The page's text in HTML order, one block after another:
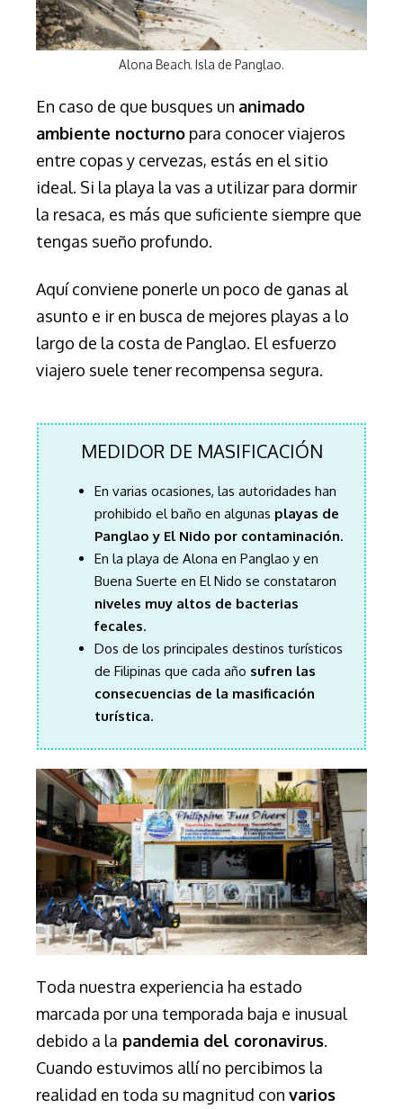
Alona Beach. Isla de Panglao.
En caso de que busques un animado
ambiente nocturno para conocer viajeros
entre copas y cervezas, estás en el sitio
ideal. Si la playa la vas a utilizar para dormir
la resaca, es más que suficiente siempre que
tengas sueño profundo.
Aquí conviene ponerle un poco de ganas al
asunto e ir en busca de mejores playas a lo
largo de la costa de Panglao. El esfuerzo
viajero suele tener recompensa segura.
MEDIDOR DE MASIFICACIÓN
En varias ocasiones, las autoridades han
prohibido el baño en algunas playas de
Panglao y El Nido por contaminación.
En la playa de Alona en Panglao y en
Buena Suerte en El Nido se constataron
niveles muy altos de bacterias
fecales.
Dos de los principales destinos turísticos
de Filipinas que cada año sufren las
consecuencias de la masificación
turística.
Toda nuestra experiencia ha estado
marcada por una temporada baja e inusual
debido a la pandemia del coronavirus.
Cuando estuvimos allí no percibimos la
realidad en toda su magnitud con varios